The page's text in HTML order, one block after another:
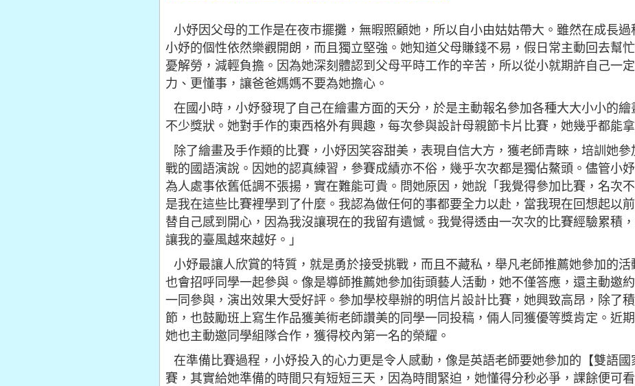
小妤因父母的工作是在夜市擺攤，無暇照顧她，所以自小由姑姑帶大。雖然在成長過
小妤的個性依然樂觀開朗，而且獨立堅強。她知道父母賺錢不易，假日常主動回去幫
憂解勞，減輕負擔。因為她深刻體認到父母平時工作的辛苦，所以從小就期許自己一
力、更懂事，讓爸爸媽媽不要為她擔心。
在國小時，小妤發現了自己在繪畫方面的天分，於是主動報名參加各種大大小小的繪
不少獎狀。她對手作的東西格外有興趣，每次參與設計母親節卡片比賽，她幾乎都能
除了繪畫及手作類的比賽，小妤因笑容甜美，表現自信大方，獲老師青睞，培訓她
戰的國語演說。因她的認真練習，參賽成績亦不俗，幾乎次次都是獨佔鰲頭。儘管小
為人處事依舊低調不張揚，實在難能可貴。問她原因，她說「我覺得參加比賽，名次
是我在這些比賽裡學到了什麼。我認為做任何的事都要全力以赴，當我現在回想起以
替自己感到開心，因為我沒讓現在的我留有遺憾。我覺得透由一次次的比賽經驗累積
讓我的臺風越來越好。」
小妤最讓人欣賞的特質，就是勇於接受挑戰，而且不藏私，舉凡老師推薦她參加的活
也會招呼同學一起參與。像是導師推薦她參加街頭藝人活動，她不僅答應，還主動邀
一同參與，演出效果大受好評。參加學校舉辦的明信片設計比賽，她興致高昂，除了
節，也鼓勵班上寫生作品獲美術老師讚美的同學一同投稿，倆人同獲優等獎肯定。近
她也主動邀同學組隊合作，獲得校內第一名的榮耀。
在準備比賽過程，小妤投入的心力更是令人感動，像是英語老師要她參加的【雙語
賽，其實給她準備的時間只有短短三天，因為時間緊迫，她懂得分秒必爭，課餘便可